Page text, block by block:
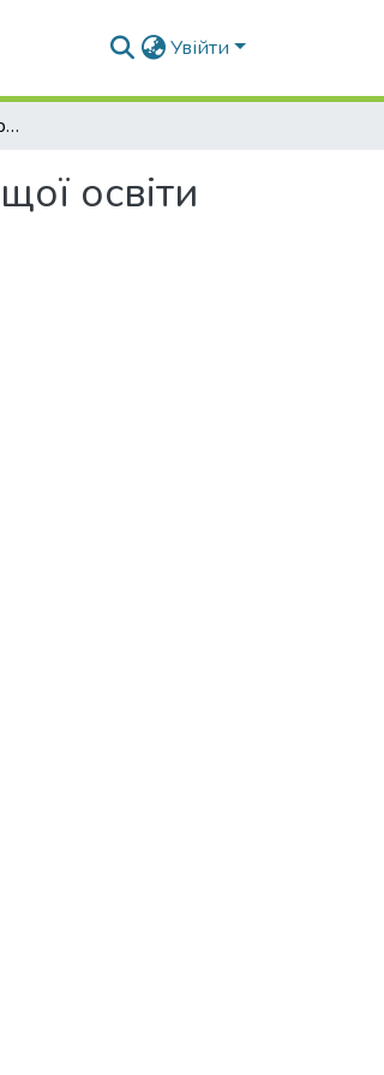
Увійти
Сучасні виклики профорієнтаційної роботи закладів вищої освіти
освіти